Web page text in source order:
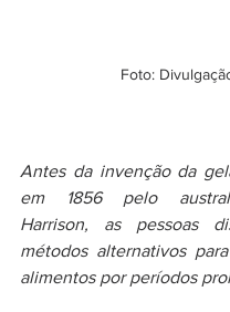
Foto:
Antes da invenção da
em 1856 pelo
Harrison, as pessoas
métodos alternativos
alimentos por períodos